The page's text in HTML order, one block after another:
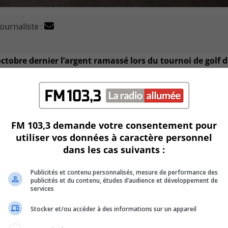
:
dernier l’argent ramassé lors du tournoi de golf
Cet argent a été amassé respectivement le 20 mai
dit fière de voir autant de gens donner avec générosité aux
FM 103,3 demande votre consentement pour
utiliser vos données à caractère personnel
dans les cas suivants :
Publicités et contenu personnalisés, mesure de performance des
publicités et du contenu, études d’audience et développement de
services
Stocker et/ou accéder à des informations sur un appareil